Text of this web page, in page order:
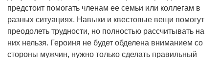
предстоит помогать членам ее семьи или коллегам в
разных ситуациях. Навыки и квестовые вещи помогут
преодолеть трудности, но полностью рассчитывать на
них нельзя. Героиня не будет обделена вниманием со
стороны мужчин, нужно только сделать правильный